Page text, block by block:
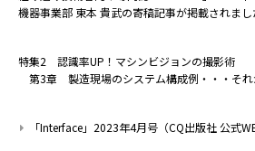
機器事業部 東本 貴武の寄稿記事が掲載されまし
特集2 認識率UP！マシンビジョンの撮影術
第3章 製造現場のシステム構成例・・・それ
「Interface」2023年4月号（CQ出版社 公式